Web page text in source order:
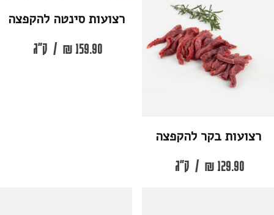
רצועות בקר להקפצה
₪ 129.90
/ ק"ג
רצועות סינטה להקפצה
₪ 159.90
/ ק"ג